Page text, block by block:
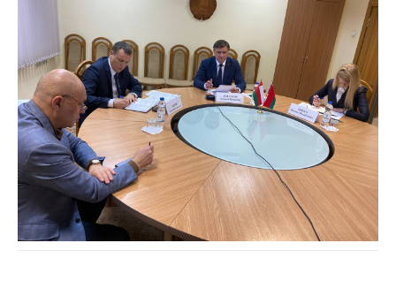
Новости
Обратиться в МАРТ
Личный прием
граждан и юр. лиц
Прямaя телефоннaя
линия
Горячая линия
Электронные
обращения